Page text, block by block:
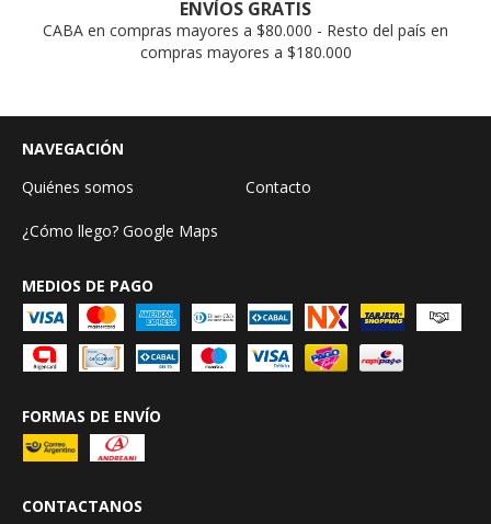
ENVÍOS GRATIS
CABA en compras mayores a $80.000 - Resto del país en
compras mayores a $180.000
NAVEGACIÓN
Quiénes somos
Contacto
¿Cómo llego? Google Maps
MEDIOS DE PAGO
FORMAS DE ENVÍO
CONTACTANOS